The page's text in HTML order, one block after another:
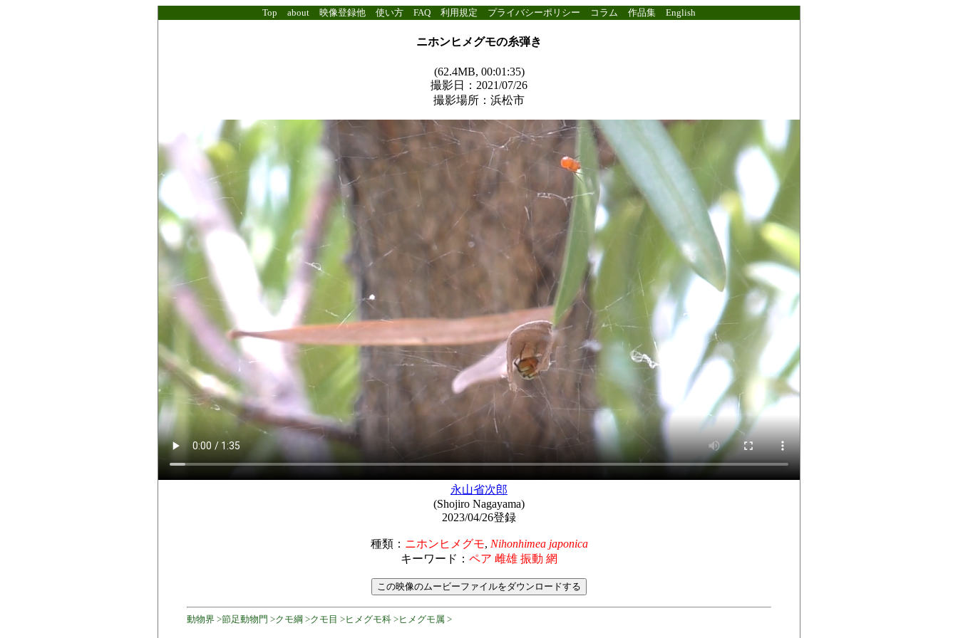
Top about 映像登録他 使い方 FAQ 利用規定 プライバシーポリシー コラム 作品集 English
ニホンヒメグモの糸弾き
(62.4MB, 00:01:35)
撮影日：2021/07/26
撮影場所：浜松市
永山省次郎
(Shojiro Nagayama)
2023/04/26登録
種類： ニホンヒメグモ, Nihonhimea japonica
キーワード： ペア 雌雄 振動 網
動物界 >節足動物門 >クモ綱 >クモ目 >ヒメグモ科 >ヒメグモ属 >